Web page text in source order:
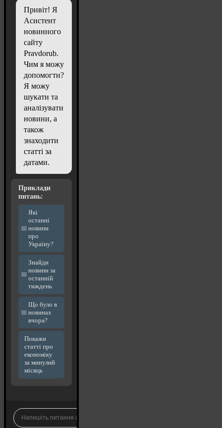
Привіт! Я
Асистент
новинного
сайту
Pravdorub.
Чим я можу
допомогти?
Я можу
шукати та
аналізувати
новини, а
також
знаходити
статті за
датами.
Приклади
питань:
Які
останні
новини
про
Україну?
Знайди
новини за
останній
тиждень
Що було в
новинах
вчора?
Покажи
статті про
економіку
за минулий
місяць